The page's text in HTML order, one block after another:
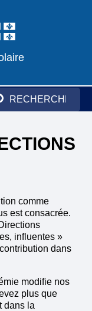
comme
est consacrée.
influentes »
dans
modifie nos
plus que
dans la